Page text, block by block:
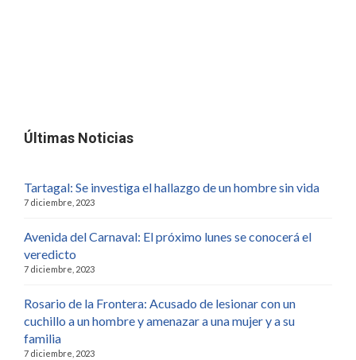
Últimas Noticias
Tartagal: Se investiga el hallazgo de un hombre sin vida
7 diciembre, 2023
Avenida del Carnaval: El próximo lunes se conocerá el
veredicto
7 diciembre, 2023
Rosario de la Frontera: Acusado de lesionar con un
cuchillo a un hombre y amenazar a una mujer y a su
familia
7 diciembre, 2023